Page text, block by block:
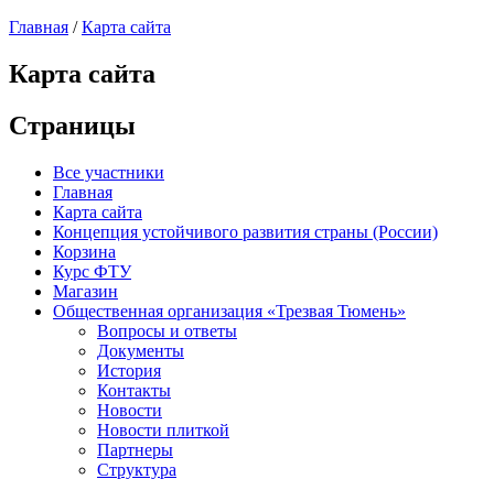
Главная /Карта сайта
Карта сайта
Страницы
Все участники
Главная
Карта сайта
Концепция устойчивого развития страны (России)
Корзина
Курс ФТУ
Магазин
Общественная организация «Трезвая Тюмень»
Вопросы и ответы
Документы
История
Контакты
Новости
Новости плиткой
Партнеры
Структура